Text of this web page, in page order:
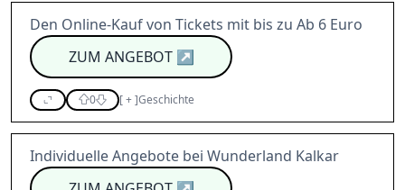
Den Online-Kauf von Tickets mit bis zu Ab 6 Euro
ZUM ANGEBOT↗
0 [+]Geschichte
Individuelle Angebote bei Wunderland Kalkar